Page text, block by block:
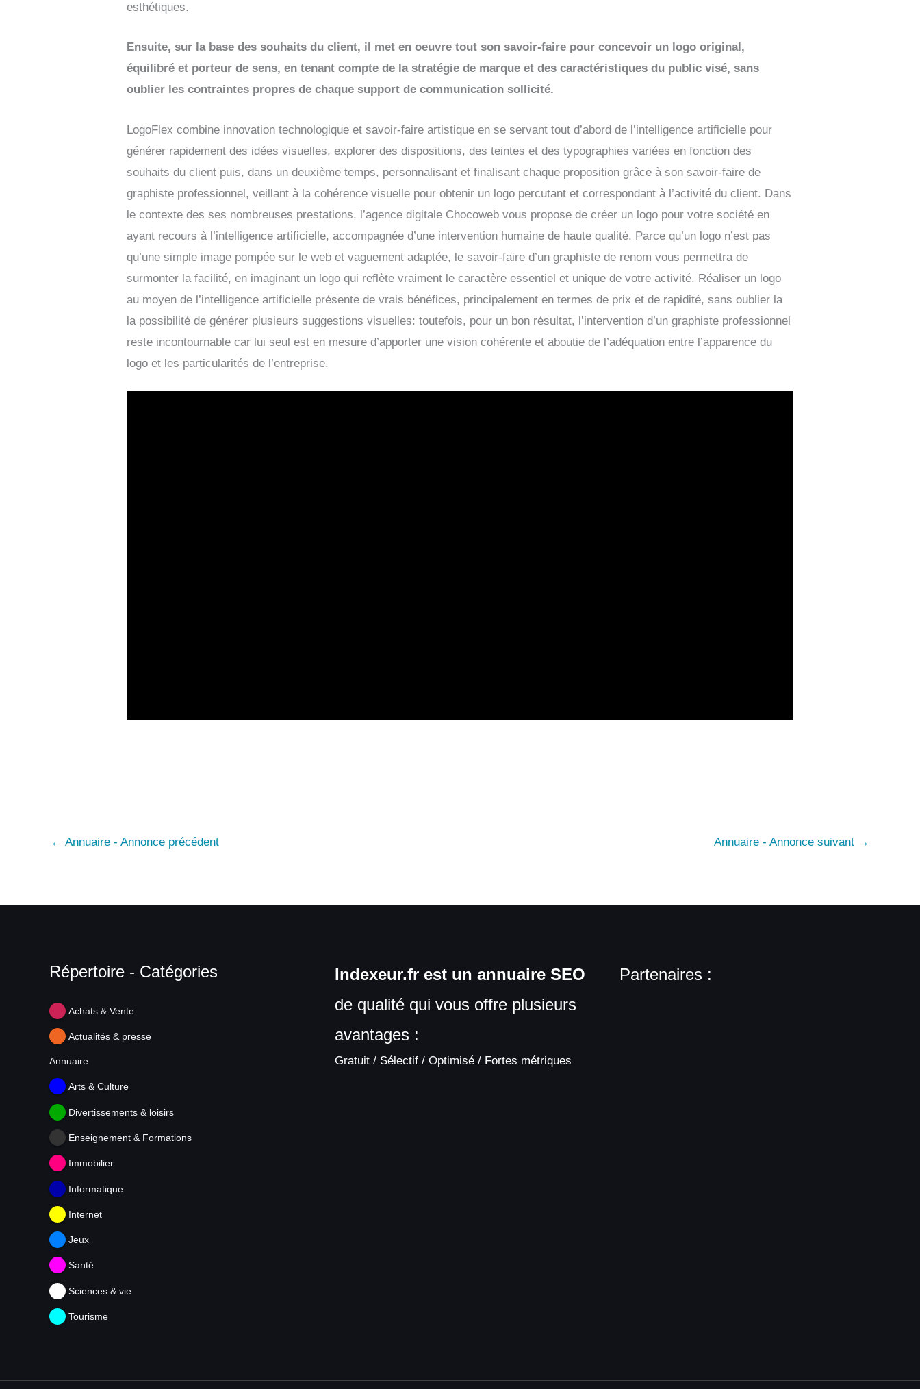
esthétiques.
Ensuite, sur la base des souhaits du client, il met en oeuvre tout son savoir-faire pour concevoir un logo original,
équilibré et porteur de sens, en tenant compte de la stratégie de marque et des caractéristiques du public visé, sans
oublier les contraintes propres de chaque support de communication sollicité.
LogoFlex combine innovation technologique et savoir-faire artistique en se servant tout d’abord de l’intelligence artificielle pour
générer rapidement des idées visuelles, explorer des dispositions, des teintes et des typographies variées en fonction des
souhaits du client puis, dans un deuxième temps, personnalisant et finalisant chaque proposition grâce à son savoir-faire de
graphiste professionnel, veillant à la cohérence visuelle pour obtenir un logo percutant et correspondant à l’activité du client. Dans
le contexte des ses nombreuses prestations, l’agence digitale Chocoweb vous propose de créer un logo pour votre société en
ayant recours à l’intelligence artificielle, accompagnée d’une intervention humaine de haute qualité. Parce qu’un logo n’est pas
qu’une simple image pompée sur le web et vaguement adaptée, le savoir-faire d’un graphiste de renom vous permettra de
surmonter la facilité, en imaginant un logo qui reflète vraiment le caractère essentiel et unique de votre activité. Réaliser un logo
au moyen de l’intelligence artificielle présente de vrais bénéfices, principalement en termes de prix et de rapidité, sans oublier la
la possibilité de générer plusieurs suggestions visuelles: toutefois, pour un bon résultat, l’intervention d’un graphiste professionnel
reste incontournable car lui seul est en mesure d’apporter une vision cohérente et aboutie de l’adéquation entre l’apparence du
logo et les particularités de l’entreprise.
← Annuaire - Annonce précédent Annuaire - Annonce suivant →
Répertoire - Catégories
Achats & Vente
Actualités & presse
Annuaire
Arts & Culture
Divertissements & loisirs
Enseignement & Formations
Immobilier
Informatique
Internet
Jeux
Santé
Sciences & vie
Tourisme
Indexeur.fr est un annuaire SEO
de qualité qui vous offre plusieurs
avantages :
Gratuit / Sélectif / Optimisé / Fortes métriques
Partenaires :